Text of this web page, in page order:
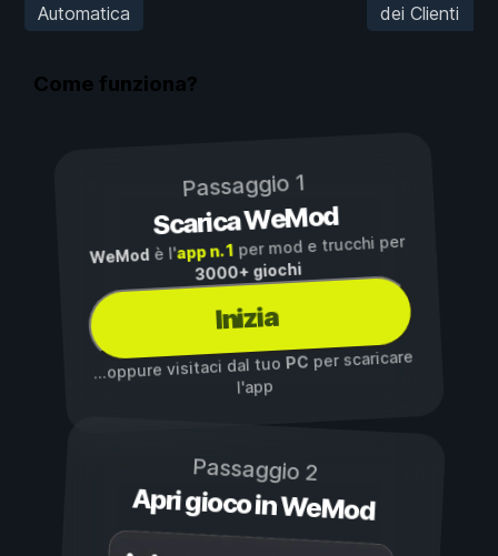
Automatica
dei Clienti
Come funziona?
Passaggio 1
Scarica WeMod
WeMod è l'app n. 1per mod e trucchi per
3000+ giochi
Inizia
...oppure visitaci dal tuoPC per scaricare
l'app
Passaggio 2
Apri gioco in WeMod